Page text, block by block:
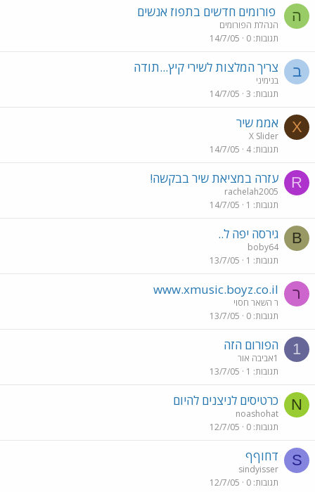
ה פורומים חדשים בתפוז אנשים
הנהלת הפורומים
תגובות 0
14/7/05
ב צריך המלצות לשירי קיץ...תודה
בנימיני
תגובות 3
14/7/05
X אממ שיר
X Slider
תגובות 4
14/7/05
R עזרה במציאת שיר בבקשה!
rachelah2005
תגובות 1
14/7/05
B גירסה יפה ל..
boby64
תגובות 1
13/7/05
ר www.xmusic.boyz.co.il
ר השאר חסוי
תגובות 0
13/7/05
1 הפורום הזה
1אביבה אור
תגובות 1
13/7/05
N כרטיסים לניצנים להיום
noashohat
תגובות 0
12/7/05
S דחוףף
sindyisser
תגובות 0
12/7/05